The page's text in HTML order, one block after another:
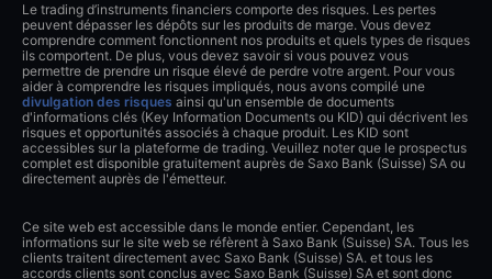
Le trading d’instruments financiers comporte des risques. Les pertes
peuvent dépasser les dépôts sur les produits de marge. Vous devez
comprendre comment fonctionnent nos produits et quels types de risques
ils comportent. De plus, vous devez savoir si vous pouvez vous
permettre de prendre un risque élevé de perdre votre argent. Pour vous
aider à comprendre les risques impliqués, nous avons compilé une
divulgation des risques ainsi qu'un ensemble de documents
d'informations clés (Key Information Documents ou KID) qui décrivent les
risques et opportunités associés à chaque produit. Les KID sont
accessibles sur la plateforme de trading. Veuillez noter que le prospectus
complet est disponible gratuitement auprès de Saxo Bank (Suisse) SA ou
directement auprès de l'émetteur.
Ce site web est accessible dans le monde entier. Cependant, les
informations sur le site web se réfèrent à Saxo Bank (Suisse) SA. Tous les
clients traitent directement avec Saxo Bank (Suisse) SA. et tous les
accords clients sont conclus avec Saxo Bank (Suisse) SA et sont donc